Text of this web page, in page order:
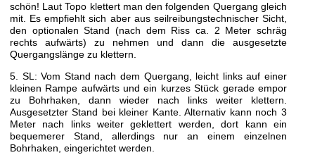
schön! Laut Topo klettert man den folgenden Quergang gleich
mit. Es empfiehlt sich aber aus seilreibungstechnischer Sicht,
den optionalen Stand (nach dem Riss ca. 2 Meter schräg
rechts aufwärts) zu nehmen und dann die ausgesetzte
Quergangslänge zu klettern.
5. SL: Vom Stand nach dem Quergang, leicht links auf einer
kleinen Rampe aufwärts und ein kurzes Stück gerade empor
zu Bohrhaken, dann wieder nach links weiter klettern.
Ausgesetzter Stand bei kleiner Kante. Alternativ kann noch 3
Meter nach links weiter geklettert werden, dort kann ein
bequemerer Stand, allerdings nur an einem einzelnen
Bohrhaken, eingerichtet werden.